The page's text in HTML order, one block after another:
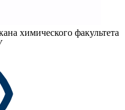
химического факультета